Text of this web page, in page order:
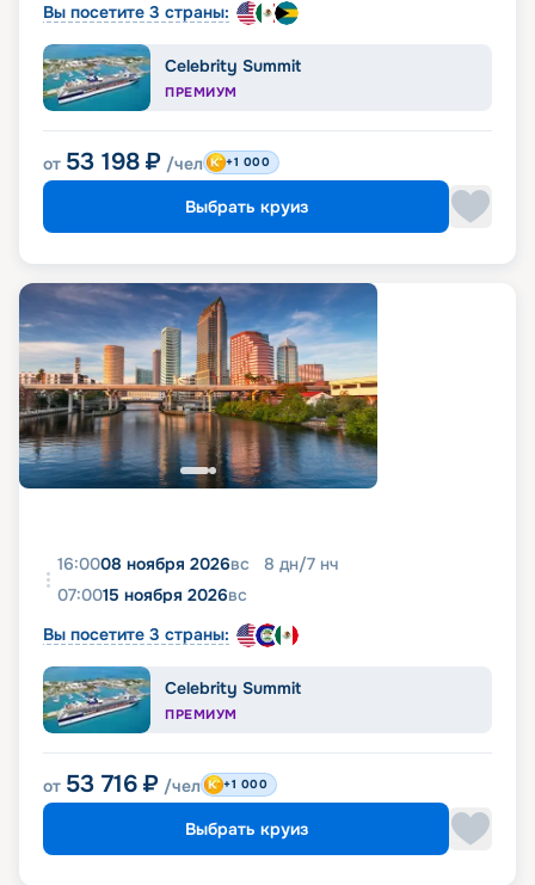
Вы посетите 3 страны:
Celebrity Summit
ПРЕМИУМ
от 53 198 ₽ /чел +1 000
Выбрать круиз
16:0008 ноября 2026вс 8 дн/7 нч
07:0015 ноября 2026вс
Вы посетите 3 страны:
Celebrity Summit
ПРЕМИУМ
от 53 716 ₽ /чел +1 000
Выбрать круиз